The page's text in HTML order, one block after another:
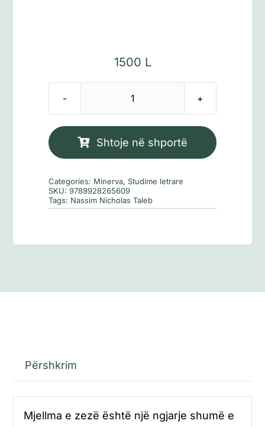
1500 L
Sasi
e
Shtoje në shportë
Categories: Minerva, Studime letrare
SKU:9789928265609
Tags: Nassim Nicholas Taleb
Përshkrim
Mjellma e zezë është një ngjarje shumë e